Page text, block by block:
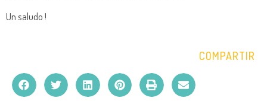
Un saludo !
COMPARTIR